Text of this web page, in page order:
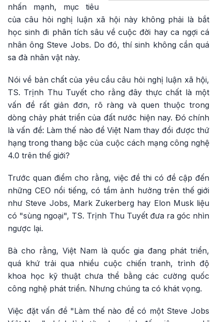
nhấn mạnh, mục tiêu
của câu hỏi nghị luận xã hội này không phải là bắt
học sinh đi phân tích sâu về cuộc đời hay ca ngợi cá
nhân ông Steve Jobs. Do đó, thí sinh không cần quá
sa đà nhân vật này.
Nói về bản chất của yêu cầu câu hỏi nghị luận xã hội,
TS. Trịnh Thu Tuyết cho rằng đây thực chất là một
vấn đề rất giản đơn, rõ ràng và quen thuộc trong
dòng chảy phát triển của đất nước hiện nay. Đó chính
là vấn đề: Làm thế nào để Việt Nam thay đổi được thứ
hạng trong thang bậc của cuộc cách mạng công nghệ
4.0 trên thế giới?
Trước quan điểm cho rằng, việc đề thi có đề cập đến
những CEO nổi tiếng, có tầm ảnh hưởng trên thế giới
như Steve Jobs, Mark Zukerberg hay Elon Musk liệu
có "sùng ngoại", TS. Trịnh Thu Tuyết đưa ra góc nhìn
ngược lại.
Bà cho rằng, Việt Nam là quốc gia đang phát triển,
quá khứ trải qua nhiều cuộc chiến tranh, trình độ
khoa học kỹ thuật chưa thể bằng các cường quốc
công nghệ phát triển. Nhưng chúng ta có khát vọng.
Việc đặt vấn đề "Làm thế nào để có một Steve Jobs